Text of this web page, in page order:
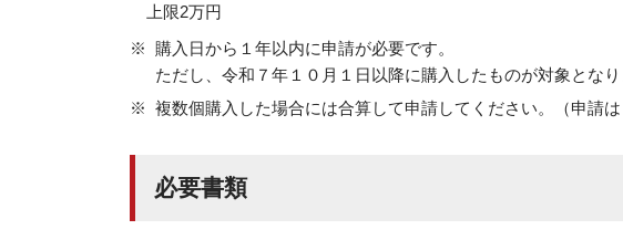
上限2万円
購入日から１年以内に申請が必要です。
ただし、令和７年１０月１日以降に購入したものが対象となり
複数個購入した場合には合算して申請してください。（申請
必要書類